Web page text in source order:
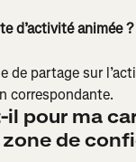
d’activité animée ?
de partage sur
correspondante.
il pour ma
de